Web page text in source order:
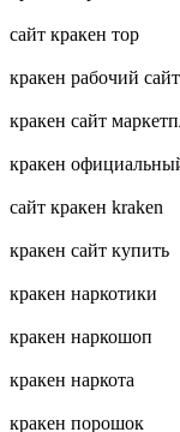
сайт кракен тор
кракен рабочий сайт
кракен сайт
кракен
сайт кракен kraken
кракен сайт купить
кракен наркотики
кракен наркошоп
кракен наркота
кракен порошок